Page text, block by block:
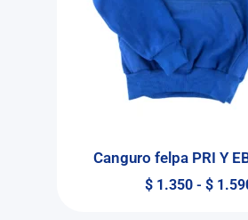
Canguro felpa PRI Y
$ 1.350 - $